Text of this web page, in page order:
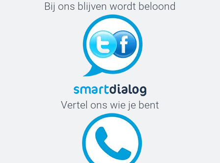
Bij ons blijven wordt beloond
Vertel ons wie je bent